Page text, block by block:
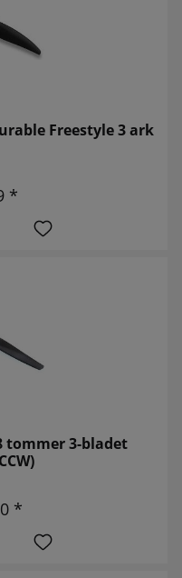
Freestyle 3 ark
*
tommer 3-bladet
*